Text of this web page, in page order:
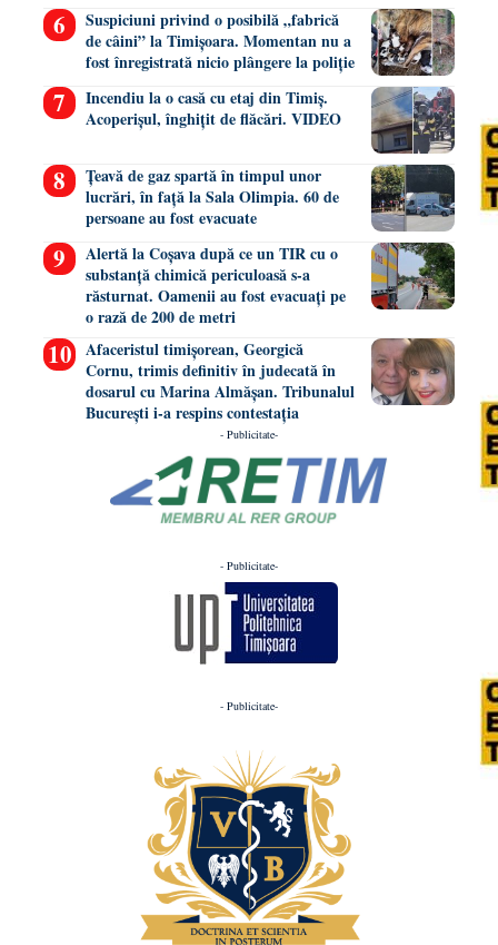
Suspiciuni privind o posibilă „fabrică
de câini” la Timișoara. Momentan nu a
fost înregistrată nicio plângere la poliție
Incendiu la o casă cu etaj din Timiș.
Acoperișul, înghițit de flăcări. VIDEO
Țeavă de gaz spartă în timpul unor
lucrări, în față la Sala Olimpia. 60 de
persoane au fost evacuate
Alertă la Coșava după ce un TIR cu o
substanță chimică periculoasă s-a
răsturnat. Oamenii au fost evacuați pe
o rază de 200 de metri
Afaceristul timișorean, Georgică
Cornu, trimis definitiv în judecată în
dosarul cu Marina Almășan. Tribunalul
București i-a respins contestația
- Publicitate-
- Publicitate-
- Publicitate-